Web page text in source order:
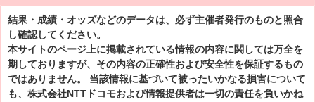
結果・成績・オッズなどのデータは、必ず主催者発行のものと照合
し確認してください。
本サイトのページ上に掲載されている情報の内容に関しては万全を
期しておりますが、その内容の正確性および安全性を保証するもの
ではありません。 当該情報に基づいて被ったいかなる損害について
も、株式会社NTTドコモおよび情報提供者は一切の責任を負いかね